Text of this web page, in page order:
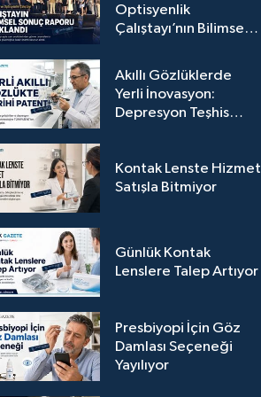
Optisyenlik
Çalıştayı’nın Bilimsel
Akıllı Gözlüklerde
Yerli İnovasyon:
Depresyon Teşhis
Kontak Lenste Hizmet
Satışla Bitmiyor
Günlük Kontak
Lenslere Talep Artıyor
Presbiyopi İçin Göz
Damlası Seçeneği
Yayılıyor